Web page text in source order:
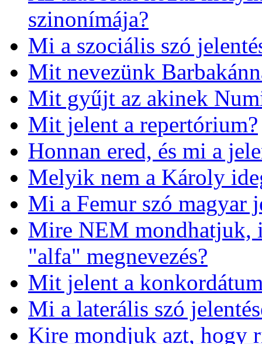
szinonímája?
Mi a szociális szó
Mit nevezünk
Mit gyűjt az akinek
Mit jelent a repertórium?
Honnan ered, és mi a
Melyik nem a Károly
Mi a Femur szó magyar
Mire NEM mondhatjuk,
"alfa" megnevezés?
Mit jelent a
Mi a laterális szó
Kire mondjuk azt, hogy